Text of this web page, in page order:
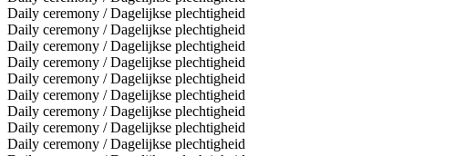
Daily ceremony / Dagelijkse plechtigheid
Daily ceremony / Dagelijkse plechtigheid
Daily ceremony / Dagelijkse plechtigheid
Daily ceremony / Dagelijkse plechtigheid
Daily ceremony / Dagelijkse plechtigheid
Daily ceremony / Dagelijkse plechtigheid
Daily ceremony / Dagelijkse plechtigheid
Daily ceremony / Dagelijkse plechtigheid
Daily ceremony / Dagelijkse plechtigheid